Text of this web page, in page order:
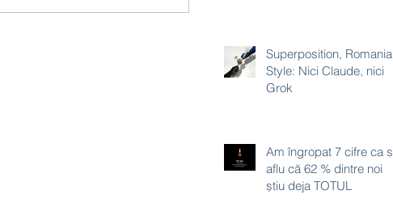
Superposition, Romanian
Style: Nici Claude, nici
Grok
Am îngropat 7 cifre ca să
aflu că 62 % dintre noi
știu deja TOTUL